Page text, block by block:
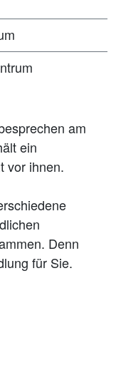
Denn
für Sie.